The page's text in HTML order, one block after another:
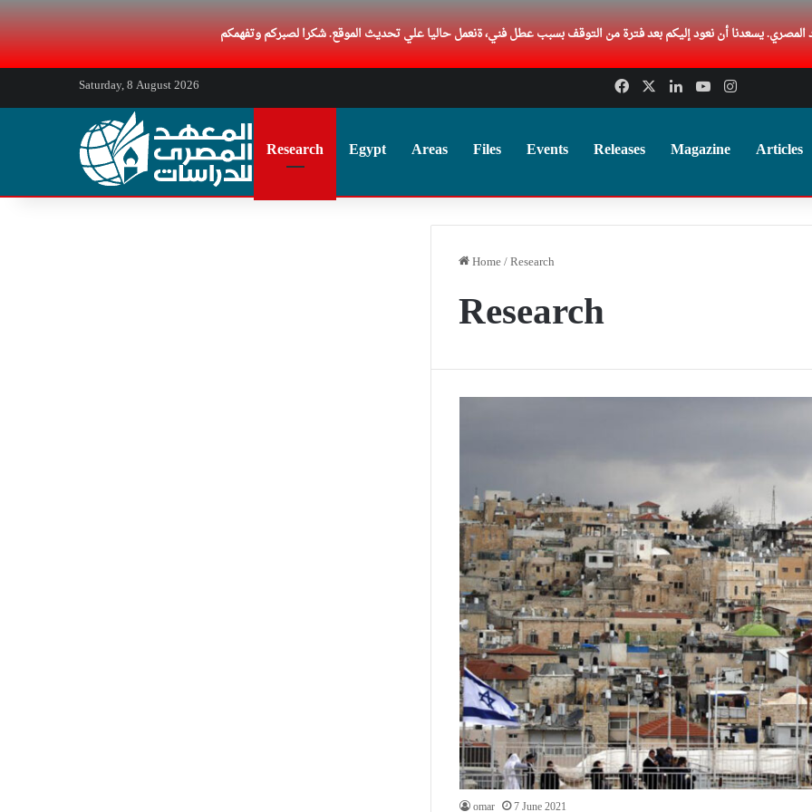
Saturday, 8 August 2026 Facebook LinkedInYouTube
Research Egypt Areas Files Events Releases Magazine Articles
Home/Research
Research
omar 7 June 2021